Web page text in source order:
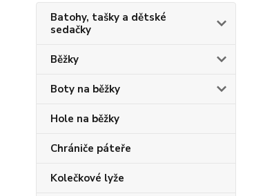
Batohy, tašky a dětské
sedačky
Běžky
Boty na běžky
Hole na běžky
Chrániče páteře
Kolečkové lyže